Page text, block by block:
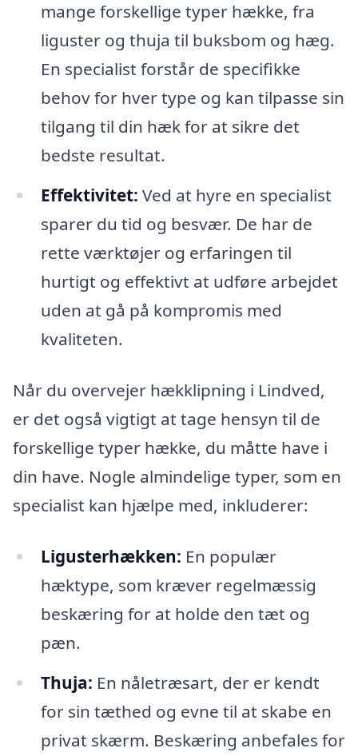
mange forskellige typer hække, fra
liguster og thuja til buksbom og hæg.
En specialist forstår de specifikke
behov for hver type og kan tilpasse sin
tilgang til din hæk for at sikre det
bedste resultat.
Effektivitet: Ved at hyre en specialist
sparer du tid og besvær. De har de
rette værktøjer og erfaringen til
hurtigt og effektivt at udføre arbejdet
uden at gå på kompromis med
kvaliteten.
Når du overvejer hækklipning i Lindved,
er det også vigtigt at tage hensyn til de
forskellige typer hække, du måtte have i
din have. Nogle almindelige typer, som en
specialist kan hjælpe med, inkluderer:
Ligusterhækken: En populær
hæktype, som kræver regelmæssig
beskæring for at holde den tæt og
pæn.
Thuja: En nåletræsart, der er kendt
for sin tæthed og evne til at skabe en
privat skærm. Beskæring anbefales for